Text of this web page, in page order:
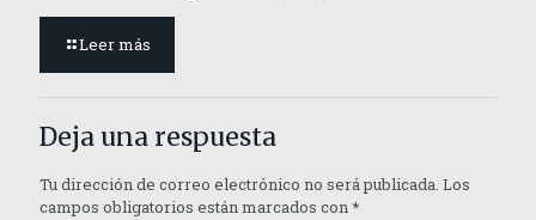
Leer más
Deja una respuesta
Tu dirección de correo electrónico no será publicada. Los
campos obligatorios están marcados con*